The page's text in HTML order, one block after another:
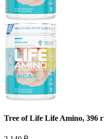
Tree of Life Life Amino, 396 г